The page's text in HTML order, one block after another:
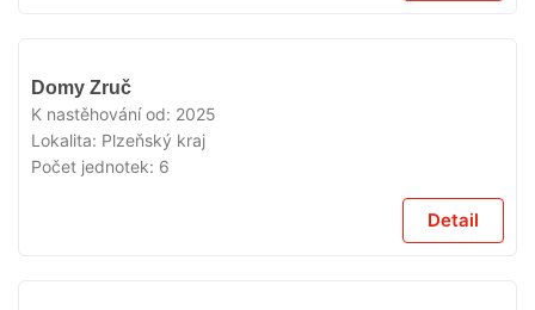
Domy Zruč
K nastěhování od: 2025
Lokalita: Plzeňský kraj
Počet jednotek: 6
Detail